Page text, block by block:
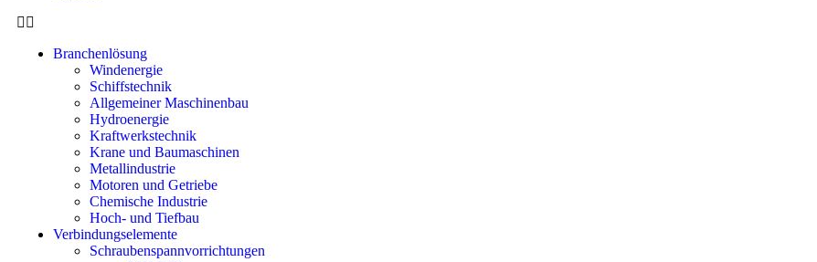
Branchenlösung
Windenergie
Schiffstechnik
Allgemeiner Maschinenbau
Hydroenergie
Kraftwerkstechnik
Krane und Baumaschinen
Metallindustrie
Motoren und Getriebe
Chemische Industrie
Hoch- und Tiefbau
Verbindungselemente
Schraubenspannvorrichtungen